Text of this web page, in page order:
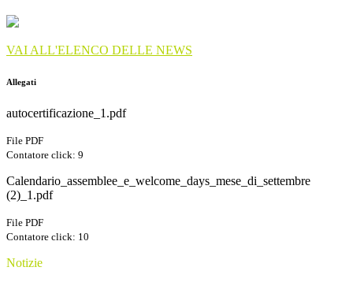
VAI ALL'ELENCO DELLE NEWS
Allegati
autocertificazione_1.pdf
File PDF
Contatore click: 9
Calendario_assemblee_e_welcome_days_mese_di_settembre
(2)_1.pdf
File PDF
Contatore click: 10
Notizie